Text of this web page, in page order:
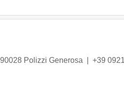
90028 Polizzi Generosa +39